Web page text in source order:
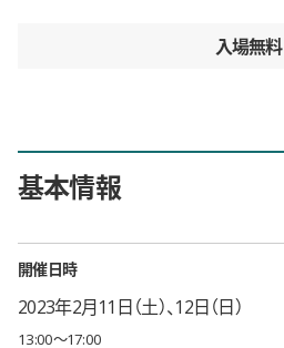
入場無料
基本情報
開催日時
2023年2月11日（土）、12日（日）
13:00〜17:00